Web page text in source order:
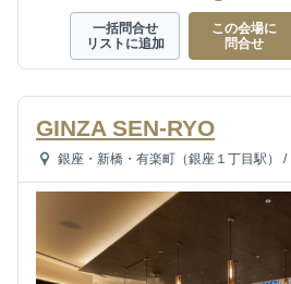
一括問合せ
リストに追加
この会場に
問合せ
GINZA SEN-RYO
銀座・新橋・有楽町（銀座１丁目駅） /